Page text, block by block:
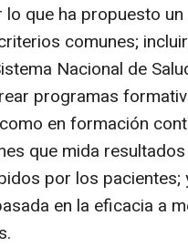
lo que ha propuesto
comunes;
Nacional de
programas
en formación
que mida
por los pacientes;
en la eficacia a